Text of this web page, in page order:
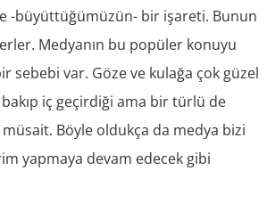
-büyüttüğümüzün- bir işareti. Bunun
Medyanın bu popüler konuyu
sebebi var. Göze ve kulağa çok güzel
iç geçirdiği ama bir türlü de
Böyle oldukça da medya bizi
yapmaya devam edecek gibi